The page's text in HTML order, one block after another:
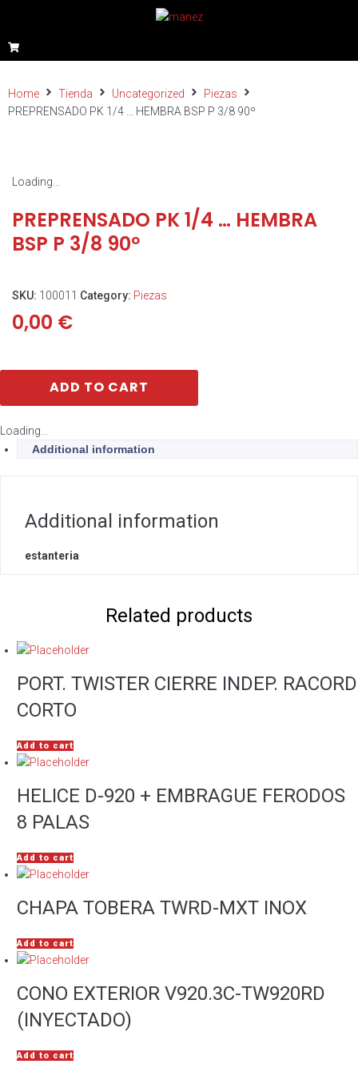
Home Tienda Uncategorized
Piezas
PREPRENSADO PK 1/4 … HEMBRA BSP P 3/8 90º
Loading...
PREPRENSADO PK 1/4 … HEMBRA
BSP P 3/8 90º
SKU: 100011 Category: Piezas
0,00 €
ADD TO CART
Loading...
Additional information
Additional information
estanteria
Related products
PORT. TWISTER CIERRE INDEP. RACORD
CORTO
Add to cart
HELICE D-920 + EMBRAGUE FERODOS
8 PALAS
Add to cart
CHAPA TOBERA TWRD-MXT INOX
Add to cart
CONO EXTERIOR V920.3C-TW920RD
(INYECTADO)
Add to cart